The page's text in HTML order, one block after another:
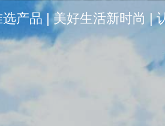
产品 | 美好生活新时尚 |